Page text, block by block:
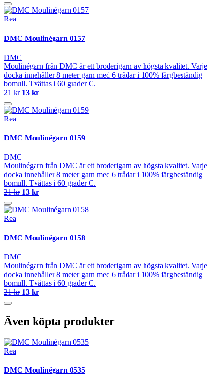
Rea
DMC Moulinégarn 0157
DMC
Moulinégarn från DMC är ett broderigarn av högsta kvalitet. Varje
docka innehåller 8 meter garn med 6 trådar i 100% färgbeständig
bomull. Tvättas i 60 grader C.
21 kr 13 kr
Rea
DMC Moulinégarn 0159
DMC
Moulinégarn från DMC är ett broderigarn av högsta kvalitet. Varje
docka innehåller 8 meter garn med 6 trådar i 100% färgbeständig
bomull. Tvättas i 60 grader C.
21 kr 13 kr
Rea
DMC Moulinégarn 0158
DMC
Moulinégarn från DMC är ett broderigarn av högsta kvalitet. Varje
docka innehåller 8 meter garn med 6 trådar i 100% färgbeständig
bomull. Tvättas i 60 grader C.
21 kr 13 kr
Även köpta produkter
Rea
DMC Moulinégarn 0535